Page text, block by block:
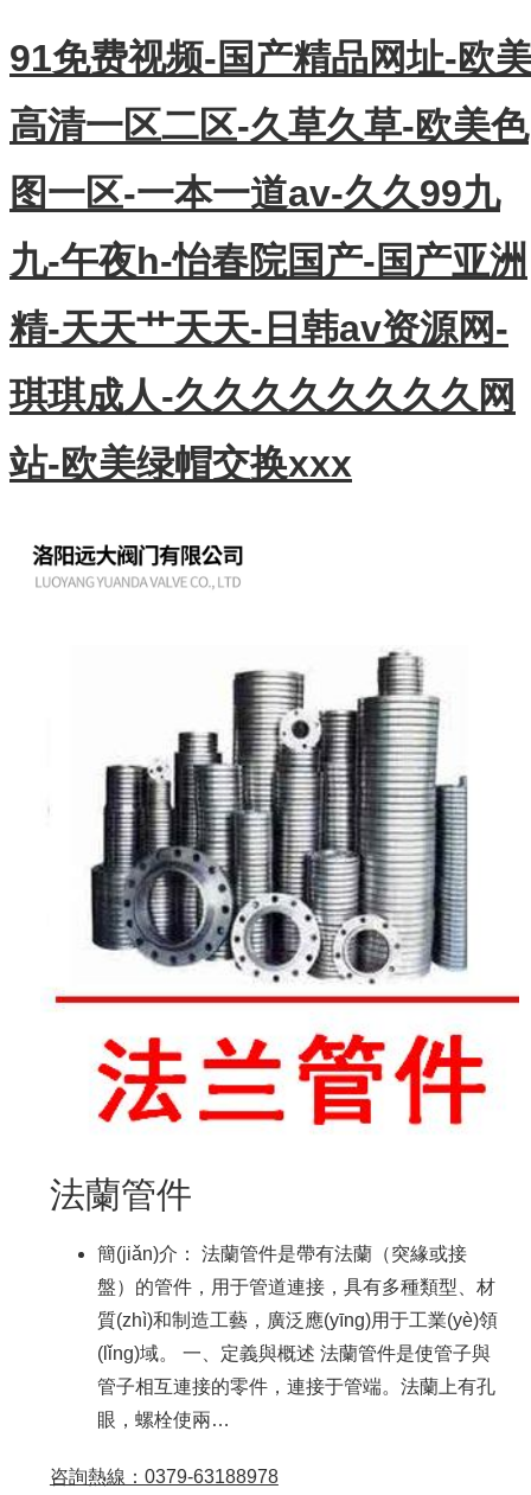
91免费视频-国产精品网址-欧
高清一区二区-久草久草-欧美色
图一区-一本一道av-久久99九
九-午夜h-怡春院国产-国产亚洲
精-天天艹天天-日韩av资源网-
琪琪成人-久久久久久久久久网
站-欧美绿帽交换xxx
法蘭管件
簡(jiǎn)介： 法蘭管件是帶有法蘭（突緣或接
盤）的管件，用于管道連接，具有多種類型、材
質(zhì)和制造工藝，廣泛應(yīng)用于工業(yè)領
(lǐng)域。 一、定義與概述 法蘭管件是使管子與
管子相互連接的零件，連接于管端。法蘭上有孔
眼，螺栓使兩…
咨詢熱線：0379-63188978